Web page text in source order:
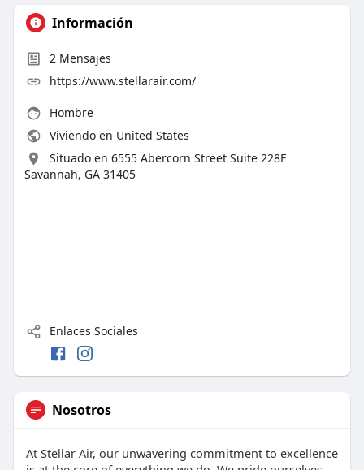
Información
2Mensajes
https://www.stellarair.com/
Hombre
Viviendo en United States
Situado en 6555 Abercorn Street Suite 228F
Savannah, GA 31405
Enlaces Sociales
Nosotros
At Stellar Air, our unwavering commitment to excellence